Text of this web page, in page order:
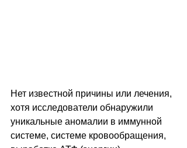
Нет известной причины или лечения,
хотя исследователи обнаружили
уникальные аномалии в иммунной
системе, системе кровообращения,